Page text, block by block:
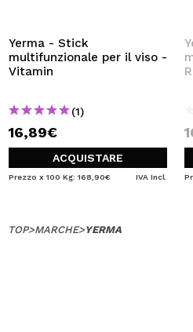
Creando un account su
acquisti velocemente,
consultare le tue operazioni
CREARE UN
Yerma - Stick
multifunzionale per il viso -
Vitamin
(1)
16,89€
ACQUISTARE
Prezzo x 100 Kg: 168,90€ IVA Incl.
TOP>MARCHE>YERMA